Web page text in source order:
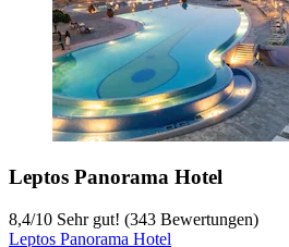
Leptos Panorama Hotel
8,4/10 Sehr gut! (343 Bewertungen)
Leptos Panorama Hotel